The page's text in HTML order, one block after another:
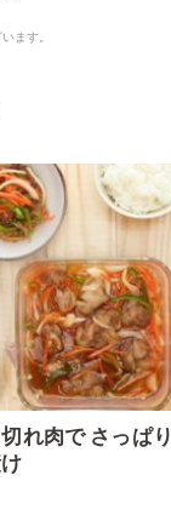
ます。
れ肉で さっぱり